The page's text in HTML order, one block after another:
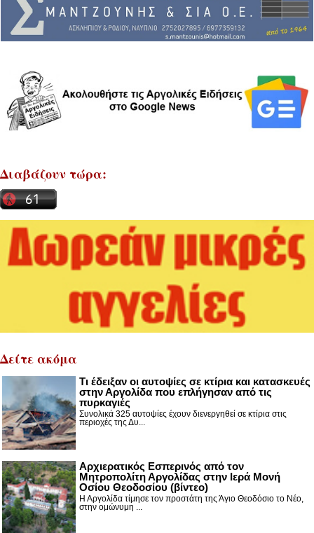
Διαβάζουν τώρα:
Δείτε ακόμα
Τι έδειξαν οι αυτοψίες σε κτίρια και κατασκευές
στην Αργολίδα που επλήγησαν από τις
πυρκαγιές
Συνολικά 325 αυτοψίες έχουν διενεργηθεί σε κτίρια στις
περιοχές της Δυ...
Αρχιερατικός Εσπερινός από τον
Μητροπολίτη Αργολίδας στην Ιερά Μονή
Οσίου Θεοδοσίου (βίντεο)
Η Αργολίδα τίμησε τον προστάτη της Άγιο Θεοδόσιο το Νέο,
στην ομώνυμη ...